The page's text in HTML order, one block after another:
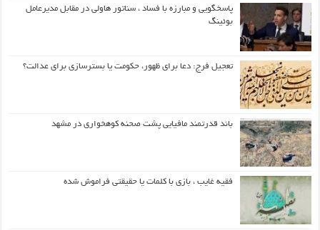
پاسخگویی و مبارزه با فساد ، سناتور هاولی در مقابل مدیرعامل
بوئینگ
تعجیل فرج: دعا برای ظهور، حکومت یا بسترسازی برای عدالت؟
باند قدرتمند مافیایی پشت صحنه کوهخواری در مشهد
فقیه غایب ، بازی با کلمات یا حقیقتی فراموش شده